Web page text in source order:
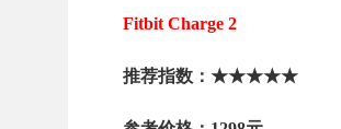
Fitbit Charge 2
推荐指数：★★★★★